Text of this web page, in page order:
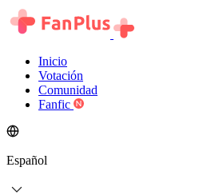
Inicio
Votación
Comunidad
Fanfic
Español